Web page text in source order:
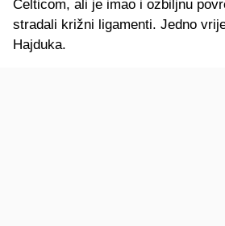
Celticom, ali je imao i ozbiljnu
stradali križni ligamenti. Jedno
Hajduka.